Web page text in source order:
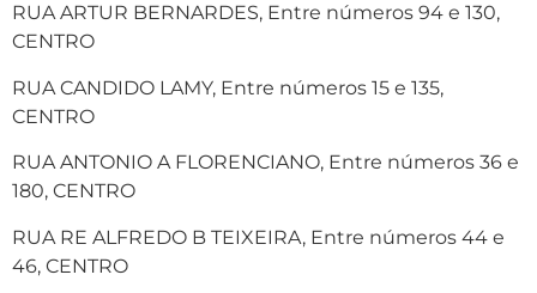
RUA ARTUR BERNARDES, Entre números 94 e 130,
CENTRO
RUA CANDIDO LAMY, Entre números 15 e 135,
CENTRO
RUA ANTONIO A FLORENCIANO, Entre números 36 e
180, CENTRO
RUA RE ALFREDO B TEIXEIRA, Entre números 44 e
46, CENTRO